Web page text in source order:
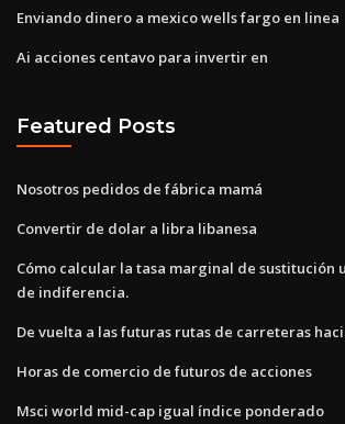
Enviando dinero a mexico wells fargo en linea
Ai acciones centavo para invertir en
Featured Posts
Nosotros pedidos de fábrica mamá
Convertir de dolar a libra libanesa
Cómo calcular la tasa marginal de sustitución
de indiferencia.
De vuelta a las futuras rutas de carreteras
Horas de comercio de futuros de acciones
Msci world mid-cap igual índice ponderado